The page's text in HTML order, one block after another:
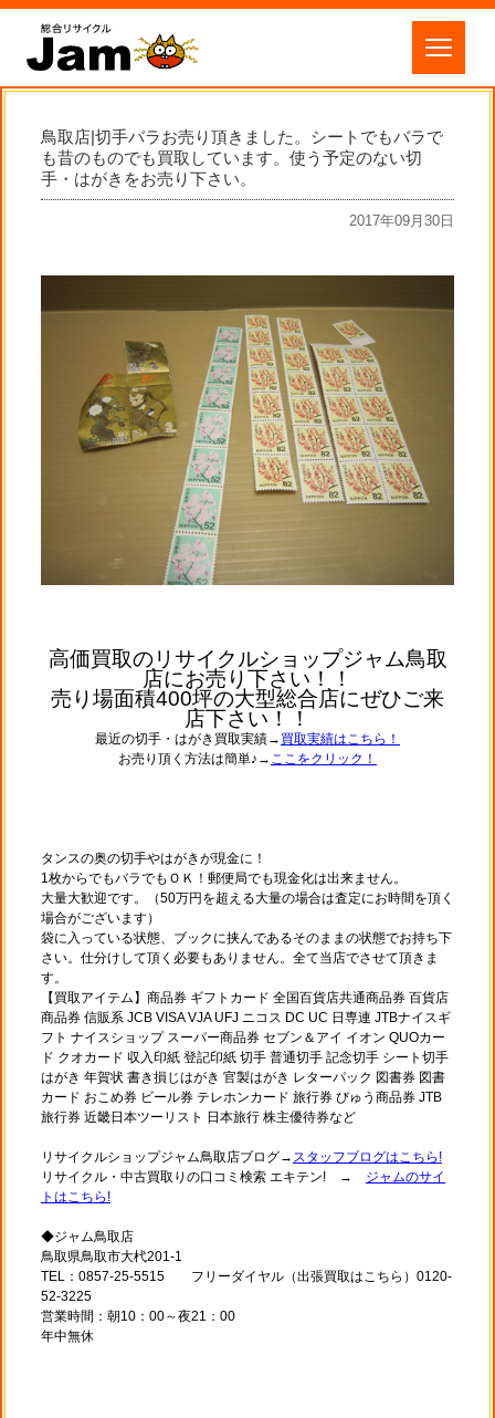
鳥取店|切手バラお売り頂きました。シートでもバラで
も昔のものでも買取しています。使う予定のない切
手・はがきをお売り下さい。
2017年09月30日
高価買取のリサイクルショップジャム鳥取
店にお売り下さい！！
売り場面積400坪の大型総合店にぜひご来
店下さい！！
最近の切手・はがき買取実績→ 買取実績はこちら！
お売り頂く方法は簡単♪→ ここをクリック！
タンスの奥の切手やはがきが現金に！
1枚からでもバラでもＯＫ！郵便局でも現金化は出来ません。
大量大歓迎です。（50万円を超える大量の場合は査定にお時間を頂く
場合がございます）
袋に入っている状態、ブックに挟んであるそのままの状態でお持ち下
さい。仕分けして頂く必要もありません。全て当店でさせて頂きま
す。
【買取アイテム】商品券 ギフトカード 全国百貨店共通商品券 百貨店
商品券 信販系 JCB VISA VJA UFJ ニコス DC UC 日専連 JTBナイスギ
フト ナイスショップ スーパー商品券 セブン＆アイ イオン QUOカー
ド クオカード 収入印紙 登記印紙 切手 普通切手 記念切手 シート切手
はがき 年賀状 書き損じはがき 官製はがき レターパック 図書券 図書
カード おこめ券 ビール券 テレホンカード 旅行券 びゅう商品券 JTB
旅行券 近畿日本ツーリスト 日本旅行 株主優待券など
リサイクルショップジャム鳥取店ブログ→ スタッフブログはこちら!
リサイクル・中古買取りの口コミ検索 エキテン! → ジャムのサイ
トはこちら!
◆ジャム鳥取店
鳥取県鳥取市大杙201-1
TEL：0857-25-5515 フリーダイヤル（出張買取はこちら）0120-
52-3225
営業時間：朝10：00～夜21：00
年中無休